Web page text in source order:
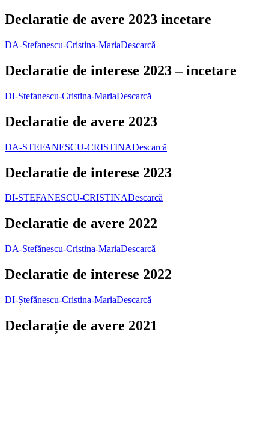
Declaratie de avere 2023 incetare
DA-Stefanescu-Cristina-MariaDescarcă
Declaratie de interese 2023 – incetare
DI-Stefanescu-Cristina-MariaDescarcă
Declaratie de avere 2023
DA-STEFANESCU-CRISTINADescarcă
Declaratie de interese 2023
DI-STEFANESCU-CRISTINADescarcă
Declaratie de avere 2022
DA-Ștefănescu-Cristina-MariaDescarcă
Declaratie de interese 2022
DI-Ștefănescu-Cristina-MariaDescarcă
Declarație de avere 2021